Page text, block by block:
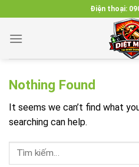
to
content
Điện thoại:
Nothing Found
It seems we can’t find what
searching can help.